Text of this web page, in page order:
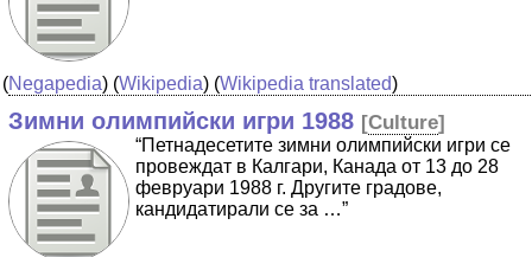
(Negapedia) (Wikipedia) (Wikipedia translated)
Зимни олимпийски игри 1988 [Culture]
“Петнадесетите зимни олимпийски игри се
провеждат в Калгари, Канада от 13 до 28
февруари 1988 г. Другите градове,
кандидатирали се за …”